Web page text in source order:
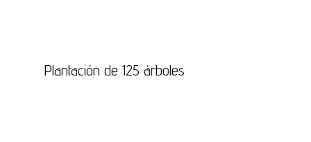
Plantación de 125 árboles